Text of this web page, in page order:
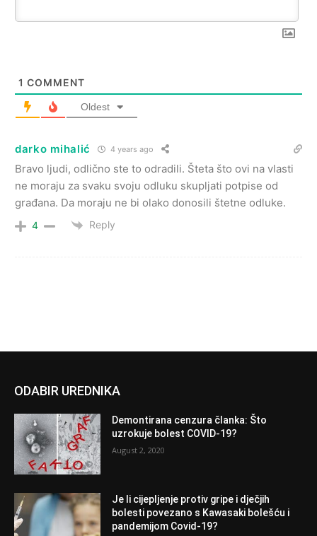
1 COMMENT
Oldest
darko mihalić 4 years ago
Bravo ljudi, odlično ste to odradili. Šteta što ovi na vlasti
ne moraju za svaku svoju odluku skupljati potpise od
građana. Da moraju ne bi olako donosili štetne odluke.
4 Reply
ODABIR UREDNIKA
Demontirana cenzura članka: Što
uzrokuje bolest COVID-19?
August 2, 2020
Je li cijepljenje protiv gripe i dječjih
bolesti povezano s Kawasaki bolešću i
pandemijom Covid-19?